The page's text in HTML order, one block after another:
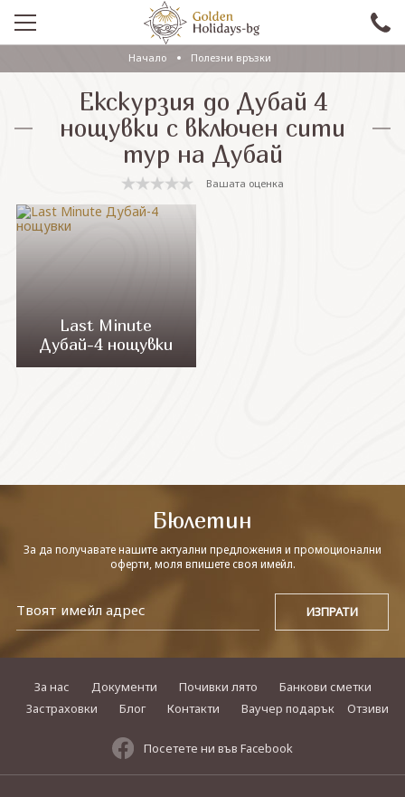
ПРОМО
EКСКУРЗИИ СЪС САМОЛЕТ
ЕКСКУРЗИИ С АВТОБУС
САМОЛЕТНИ ПОЧИВКИ
ПОЧИВКИ С АВТОБУС
КРУИЗИ
Начало Полезни връзки
Екскурзия до Дубай 4
нощувки с включен сити
тур на Дубай
Вашата оценка
Last Minute
Дубай-4 нощувки
Бюлетин
За да получавате нашите актуални предложения и промоционални
оферти, моля впишете своя имейл.
За нас Документи Почивки лято
Банкови сметки
Застраховки
Блог Контакти Ваучер подарък Отзиви
Посетете ни във Facebook